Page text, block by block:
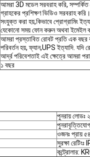
আমরা 3D মডেল সরবরাহ করি, সম্পর্কিত
গ্রাহকের প্রশিক্ষণ ভিডিও সরবরাহ
সংযুক্ত করা হয়,কিভাবে প্রোগ্রামিং
যেকোনো সময় ফোন করুন অথবা ইমেইল
আমরা প্রস্তাবিত রোবট প্রতি এক বছর
পরিবর্তন হয়, ফ্যান,UPS ইত্যাদি. যদি
আর্দ্র পরিবেশতাই এই ক্ষেত্রে আমরা
১ বছর
পুনরায় লোডঃ
ওজনঃ প্রায়
সুরক্ষা রেটিংঃ
কন্ট্রোলার: